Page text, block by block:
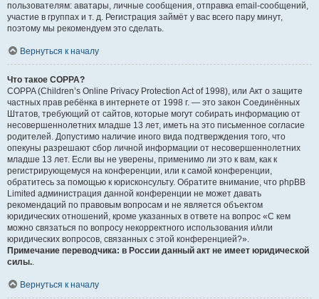
пользователям: аватары, личные сообщения, отправка email-сообщений,
участие в группах и т. д. Регистрация займёт у вас всего пару минут,
поэтому мы рекомендуем это сделать.
Вернуться к началу
Что такое COPPA?
COPPA (Children’s Online Privacy Protection Act of 1998), или Акт о защите
частных прав ребёнка в интернете от 1998 г. — это закон Соединённых
Штатов, требующий от сайтов, которые могут собирать информацию от
несовершеннолетних младше 13 лет, иметь на это письменное согласие
родителей. Допустимо наличие иного вида подтверждения того, что
опекуны разрешают сбор личной информации от несовершеннолетних
младше 13 лет. Если вы не уверены, применимо ли это к вам, как к
регистрирующемуся на конференции, или к самой конференции,
обратитесь за помощью к юрисконсульту. Обратите внимание, что phpBB
Limited администрация данной конференции не может давать
рекомендаций по правовым вопросам и не является объектом
юридических отношений, кроме указанных в ответе на вопрос «С кем
можно связаться по вопросу некорректного использования и/или
юридических вопросов, связанных с этой конференцией?».
Примечание переводчика: в России данный акт не имеет юридической
силы..
Вернуться к началу